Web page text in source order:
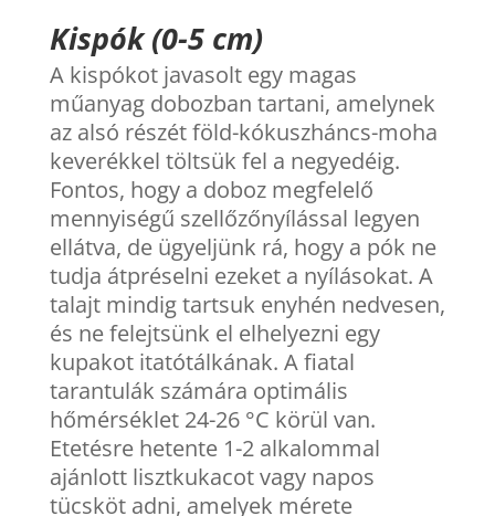
Kispók (0-5 cm)
A kispókot javasolt egy magas
műanyag dobozban tartani, amelynek
az alsó részét föld-kókuszháncs-moha
keverékkel töltsük fel a negyedéig.
Fontos, hogy a doboz megfelelő
mennyiségű szellőzőnyílással legyen
ellátva, de ügyeljünk rá, hogy a pók ne
tudja átpréselni ezeket a nyílásokat. A
talajt mindig tartsuk enyhén nedvesen,
és ne felejtsünk el elhelyezni egy
kupakot itatótálkának. A fiatal
tarantulák számára optimális
hőmérséklet 24-26 °C körül van.
Etetésre hetente 1-2 alkalommal
ajánlott lisztkukacot vagy napos
tücsköt adni, amelyek mérete